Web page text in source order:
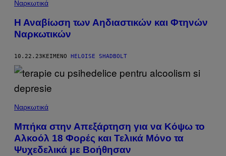
Ναρκωτικά
Η Αναβίωση των Αηδιαστικών και Φτηνών
Ναρκωτικών
10.22.23 ΚΕΊΜΕΝΟ HELOISE SHADBOLT
Ναρκωτικά
Μπήκα στην Απεξάρτηση για να Κόψω το
Αλκοόλ 18 Φορές και Τελικά Μόνο τα
Ψυχεδελικά με Βοήθησαν